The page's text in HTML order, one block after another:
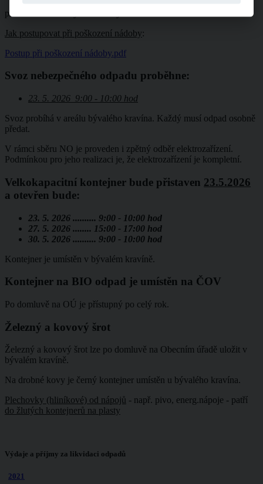
probíhá každé úterý v sudém týdnu.
Jak postupovat při poškození nádoby:
Postup při poškození nádoby.pdf
Svoz nebezpečného odpadu proběhne:
23. 5. 2026 9:00 - 10:00 hod
Svoz probíhá v areálu bývalého kravína. Každý musí odpad osobně
předat.
V rámci sběru NO je proveden i zpětný odběr elektrozařízení.
Podmínkou pro jeho realizaci je, že elektrozařízení je kompletní.
Velkokapacitní kontejner bude přistaven 23.5.2026
a otevřen bude:
23. 5. 2026 .......... 9:00 - 10:00 hod
27. 5. 2026 ........ 15:00 - 17:00 hod
30. 5. 2026 .......... 9:00 - 10:00 hod
Kontejner je umístěn v bývalém kravíně.
Kontejner na BIO odpad je umístěn na ČOV
Po domluvě na OÚ je přístupný po celý rok.
Železný a kovový šrot
Železný a kovový šrot lze po domluvě na Obecním úřadě uložit v
bývalém kravíně.
Na drobné kovy je černý kontejner umístěn u bývalého kravína.
Plechovky (hliníkové) od nápojů - např. pivo, energ.nápoje - patří
do žlutých kontejnerů na plasty
Výdaje a příjmy za likvidaci odpadů
2021